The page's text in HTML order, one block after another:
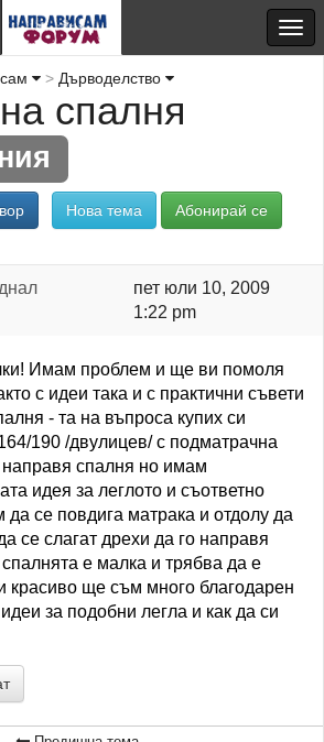
Дърводелство
спалня
Нова тема Абонирай се
пет юли 10, 2009
1:22 pm
Имам проблем и ще ви помоля
с идеи така и с практични съвети
- та на въпроса купих си
190 /двулицев/ с подматрачна
спалня но имам
идея за леглото и съответно
да се повдига матрака и отдолу да
се слагат дрехи да го направя
е малка и трябва да е
красиво ще съм много благодарен
за подобни легла и как да си